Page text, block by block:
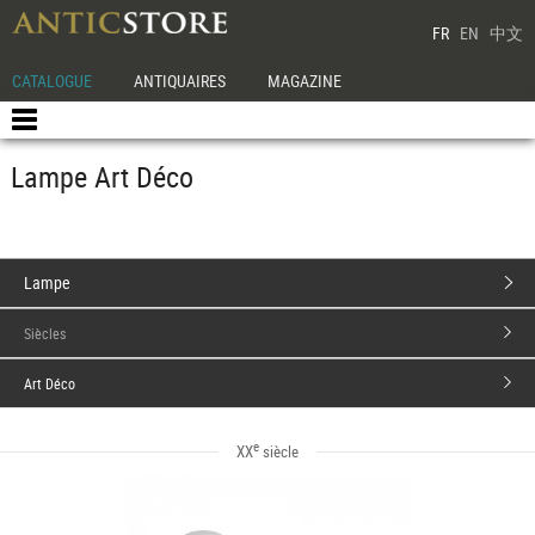
FR EN 中文
CATALOGUE ANTIQUAIRES MAGAZINE
Lampe Art Déco
Lampe
Siècles
Art Déco
XXe siècle